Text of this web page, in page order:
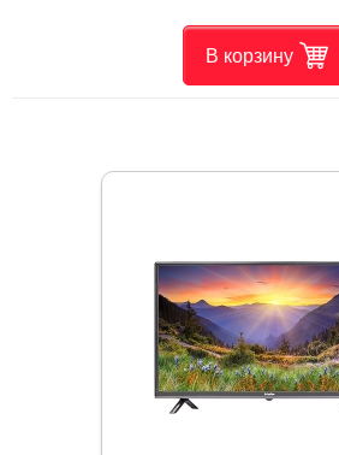
В корзину